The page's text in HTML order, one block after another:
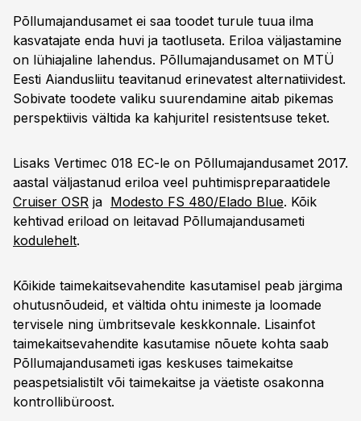
Põllumajandusamet ei saa toodet turule tuua ilma
kasvatajate enda huvi ja taotluseta. Eriloa väljastamine
on lühiajaline lahendus. Põllumajandusamet on MTÜ
Eesti Aiandusliitu teavitanud erinevatest alternatiividest.
Sobivate toodete valiku suurendamine aitab pikemas
perspektiivis vältida ka kahjuritel resistentsuse teket.
Lisaks Vertimec 018 EC-le on Põllumajandusamet 2017.
aastal väljastanud eriloa veel puhtimispreparaatidele
Cruiser OSR ja Modesto FS 480/Elado Blue. Kõik
kehtivad eriload on leitavad Põllumajandusameti
kodulehelt.
Kõikide taimekaitsevahendite kasutamisel peab järgima
ohutusnõudeid, et vältida ohtu inimeste ja loomade
tervisele ning ümbritsevale keskkonnale. Lisainfot
taimekaitsevahendite kasutamise nõuete kohta saab
Põllumajandusameti igas keskuses taimekaitse
peaspetsialistilt või taimekaitse ja väetiste osakonna
kontrollibüroost.